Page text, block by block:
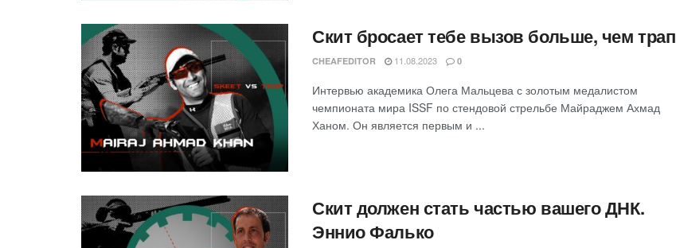
Скит бросает тебе вызов больше, чем трап
CHEAFEDITOR 11.08.2023 0
Интервью академика Олега Мальцева с золотым медалистом
чемпионата мира ISSF по стендовой стрельбе Майраджем Ахмад
Ханом. Он является первым и ...
Скит должен стать частью вашего ДНК.
Эннио Фалько